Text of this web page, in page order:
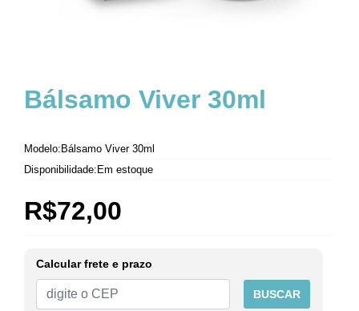
Bálsamo Viver 30ml
Modelo:Bálsamo Viver 30ml
Disponibilidade:Em estoque
R$72,00
Calcular frete e prazo
BUSCAR